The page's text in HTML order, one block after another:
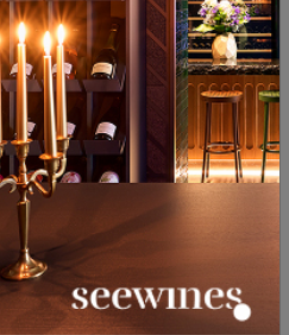
Виж подобни продукти Виж